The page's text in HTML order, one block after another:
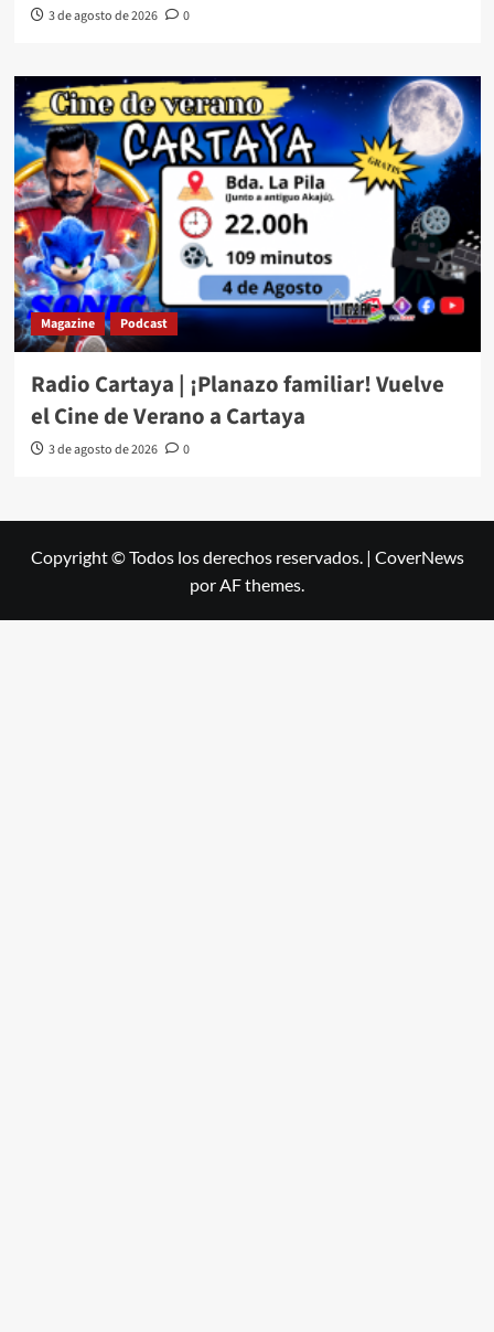
3 de agosto de 2026 0
Magazine Podcast
Radio Cartaya | ¡Planazo familiar! Vuelve
el Cine de Verano a Cartaya
3 de agosto de 2026 0
Copyright © Todos los derechos reservados. | CoverNews
por AF themes.